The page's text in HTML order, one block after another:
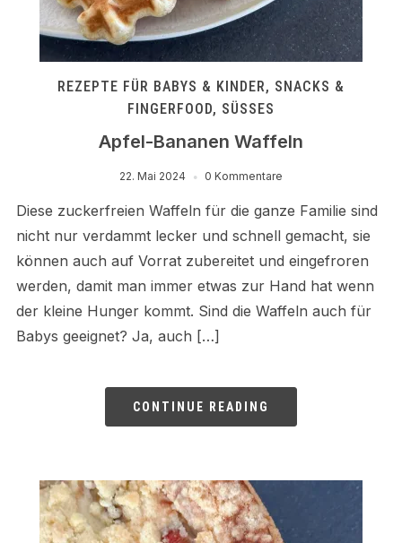
REZEPTE FÜR BABYS & KINDER, SNACKS &
FINGERFOOD, SÜSSES
Apfel-Bananen Waffeln
22. Mai 2024 0 Kommentare
Diese zuckerfreien Waffeln für die ganze Familie sind
nicht nur verdammt lecker und schnell gemacht, sie
können auch auf Vorrat zubereitet und eingefroren
werden, damit man immer etwas zur Hand hat wenn
der kleine Hunger kommt. Sind die Waffeln auch für
Babys geeignet? Ja, auch […]
CONTINUE READING